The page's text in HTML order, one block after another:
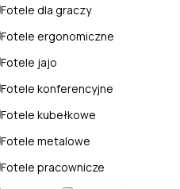
Fotele dla graczy
Fotele ergonomiczne
Fotele jajo
Fotele konferencyjne
Fotele kubełkowe
Fotele metalowe
Fotele pracownicze